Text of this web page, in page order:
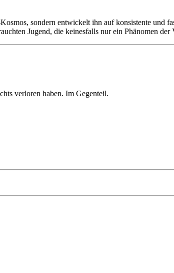
sondern entwickelt ihn auf konsistente und
Jugend, die keinesfalls nur ein Phänomen der
verloren haben. Im Gegenteil.